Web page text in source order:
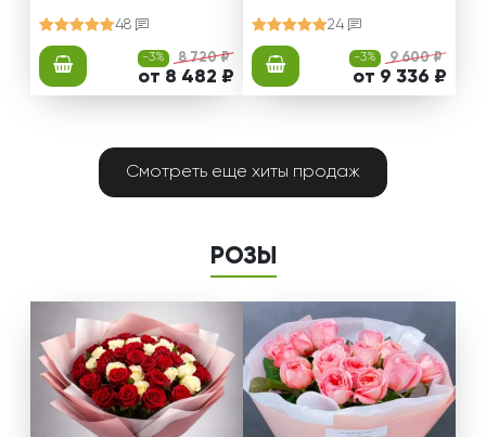
48
-3% 8 720 ₽
от 8 482 ₽
24
-3% 9 600 ₽
от 9 336 ₽
Смотреть еще хиты продаж
РОЗЫ